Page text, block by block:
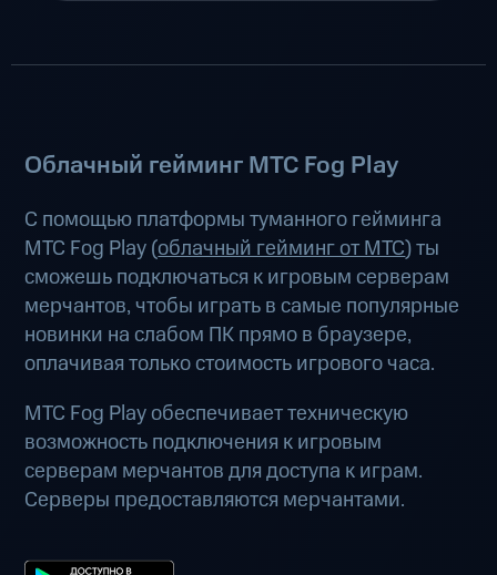
Облачный гейминг МТС Fog Play
С помощью платформы туманного гейминга
МТС Fog Play (облачный гейминг от МТС) ты
сможешь подключаться к игровым серверам
мерчантов, чтобы играть в самые популярные
новинки на слабом ПК прямо в браузере,
оплачивая только стоимость игрового часа.
МТС Fog Play обеспечивает техническую
возможность подключения к игровым
серверам мерчантов для доступа к играм.
Серверы предоставляются мерчантами.